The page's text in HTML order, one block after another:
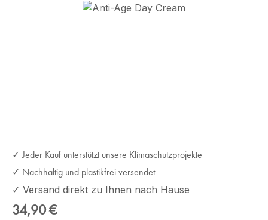
Bildergalerie überspringen
✓ Jeder Kauf unterstützt unsere Klimaschutzprojekte
✓ Nachhaltig und plastikfrei versendet
✓ Versand direkt zu Ihnen nach Hause
Regulärer Preis:
34,90 €